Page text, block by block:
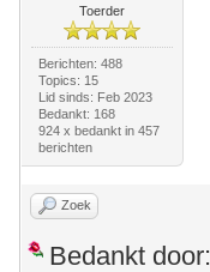
Toerder
Berichten: 488
Topics: 15
Lid sinds: Feb 2023
Bedankt: 168
924 x bedankt in 457
berichten
Zoek
Bedankt door: